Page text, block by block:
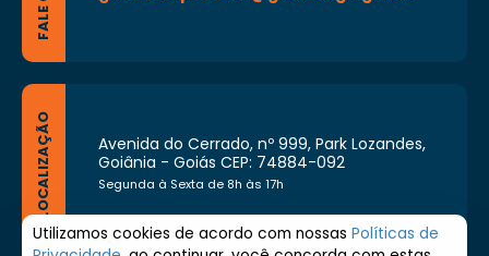
LOCALIZAÇÃO
Avenida do Cerrado, nº 999, Park Lozandes,
Goiânia - Goiás CEP: 74884-092
Segunda à Sexta de 8h às 17h
Utilizamos cookies de acordo com nossas Políticas de